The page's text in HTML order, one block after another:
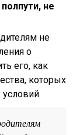
не
не
о
его, как
которых